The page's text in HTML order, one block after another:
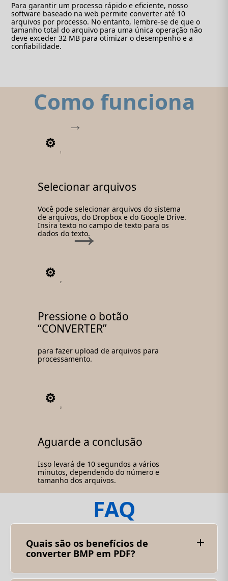
Para garantir um processo rápido e eficiente, nosso
software baseado na web permite converter até 10
arquivos por processo. No entanto, lembre-se de que o
tamanho total do arquivo para uma única operação não
deve exceder 32 MB para otimizar o desempenho e a
confiabilidade.
Como funciona
1
Selecionar arquivos
Você pode selecionar arquivos do sistema
de arquivos, do Dropbox e do Google Drive.
Insira texto no campo de texto para os
dados do texto.
2
Pressione o botão
“CONVERTER”
para fazer upload de arquivos para
processamento.
3
Aguarde a conclusão
Isso levará de 10 segundos a vários
minutos, dependendo do número e
tamanho dos arquivos.
FAQ
Quais são os benefícios de
converter BMP em PDF?
benefícios, incluindo: Compacidade: a